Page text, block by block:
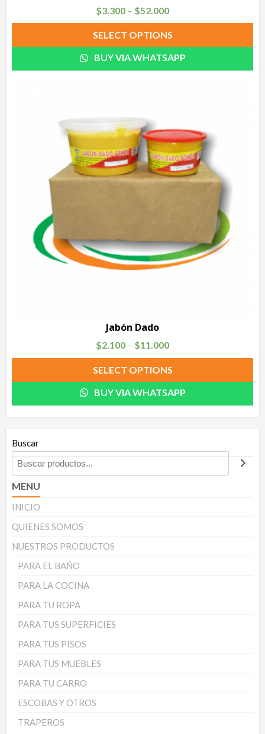
$3.300 – $52.000
SELECT OPTIONS
BUY VIA WHATSAPP
Jabón Dado
$2.100 – $11.000
SELECT OPTIONS
BUY VIA WHATSAPP
Buscar
MENU
INICIO
QUIENES SOMOS
NUESTROS PRODUCTOS
PARA EL BAÑO
PARA LA COCINA
PARA TU ROPA
PARA TUS SUPERFICIES
PARA TUS PISOS
PARA TUS MUEBLES
PARA TU CARRO
ESCOBAS Y OTROS
TRAPEROS